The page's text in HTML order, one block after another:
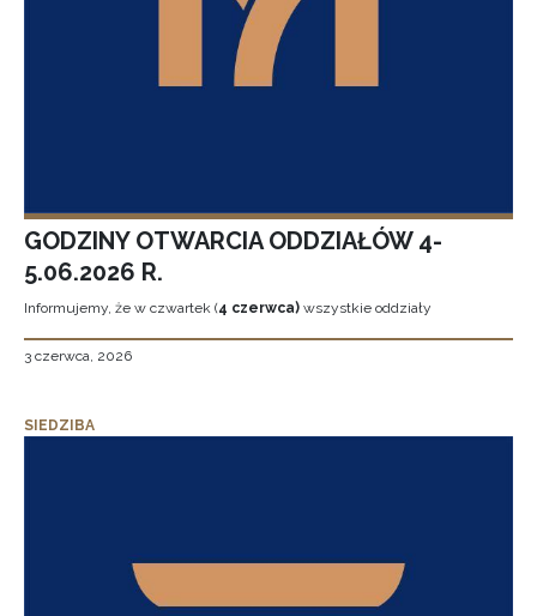
GODZINY OTWARCIA ODDZIAŁÓW 4-
5.06.2026 R.
Informujemy, że w czwartek (4 czerwca) wszystkie oddziały
3 czerwca, 2026
SIEDZIBA